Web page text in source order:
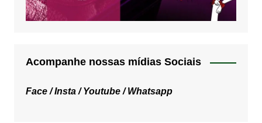
Acompanhe nossas mídias Sociais
Face /Insta /Youtube /Whatsapp